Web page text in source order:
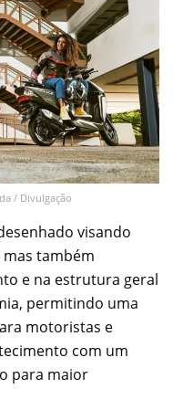
/ Divulgação
visando
também
e na estrutura geral
permitindo uma
motoristas e
com um
para maior